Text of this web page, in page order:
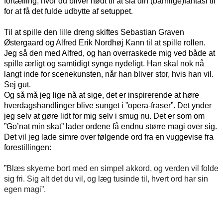
for at få det fulde udbytte af setuppet.
Til at spille den lille dreng skiftes Sebastian Graven
Østergaard og Alfred Erik Nordhøj Kann til at spille rollen.
Jeg så den med Alfred, og han overraskede mig ved både at
spille ærligt og samtidigt synge nydeligt. Han skal nok nå
langt inde for scenekunsten, når han bliver stor, hvis han vil.
Sej gut.
Og så må jeg lige nå at sige, det er inspirerende at høre
hverdagshandlinger blive sunget i ”opera-fraser”. Det ynder
jeg selv at gøre lidt for mig selv i smug nu. Det er som om
”Go’nat min skat” lader ordene få endnu større magi over sig.
Det vil jeg lade simre over følgende ord fra en vuggevise fra
forestillingen:
”Blæs skyerne bort med en simpel akkord, og verden vil folde
sig fri. Sig alt det du vil, og læg tusinde til, hvert ord har sin
egen magi”.